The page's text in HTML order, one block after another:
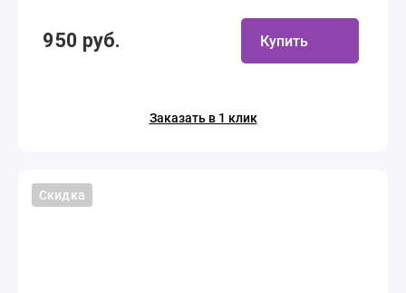
950 руб. Купить
Заказать в 1 клик
Скидка